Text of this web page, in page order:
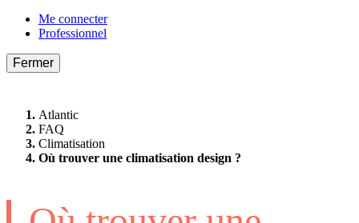
Me connecter
Professionnel
Fermer
Atlantic
FAQ
Climatisation
Où trouver une climatisation design ?